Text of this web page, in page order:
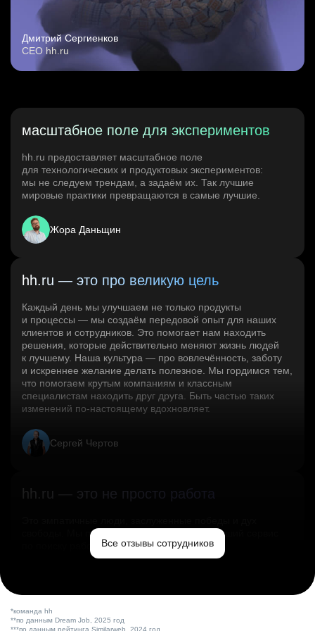
Дмитрий Сергиенков
CEO hh.ru
масштабное поле для экспериментов
hh.ru предоставляет масштабное поле
для технологических и продуктовых экспериментов:
мы не следуем трендам, а задаём их. Так лучшие
мировые практики превращаются в самые лучшие.
Жора Даньщин
hh.ru — это про великую цель
Каждый день мы улучшаем не только продукты
и процессы — мы создаём передовой опыт для наших
клиентов и сотрудников. Это помогает нам находить
решения, которые действительно меняют жизнь людей
к лучшему. Наша культура — про вовлечённость, заботу
и искреннее желание делать полезное. Мы гордимся тем,
что помогаем крутым компаниям и классным
специалистам находить друг друга. Быть частью таких
изменений по‑настоящему вдохновляет.
Сергей Чертов
hh.ru — это не просто работа
свободы. Мы помогаем миру и создаём лучший сервис
по поиску работы в стране.Все отзывы сотрудников
*команда hh
**по данным Dream Job, 2025 год
***по данным рейтинга Similarweb, 2024 год